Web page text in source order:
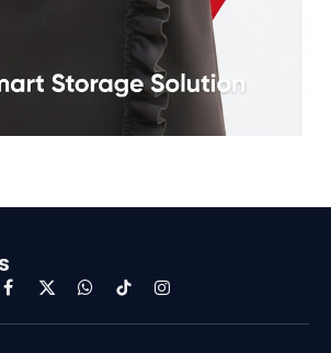
Facebook
X
(Twitter)
WhatsApp
TikTokInstagram